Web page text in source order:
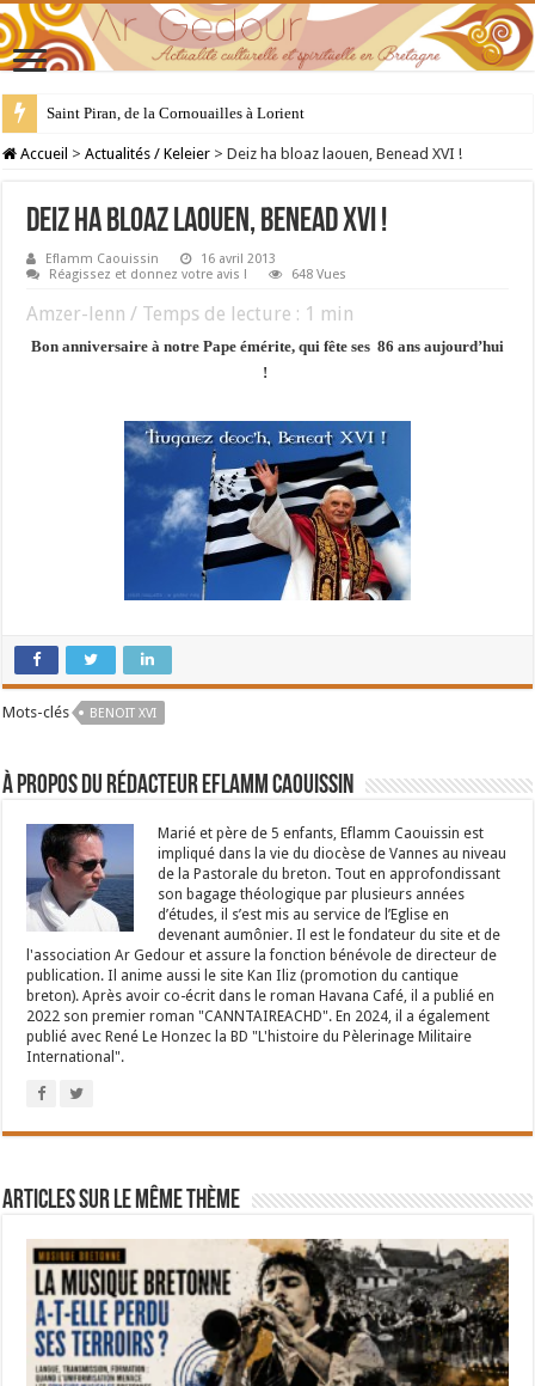
Saint Piran, de la Cornouailles à Lorient
28 juillet : Saint Samson de Dol, père de la Bretagne chrétienne
Accueil > Actualités / Keleier > Deiz ha bloaz laouen, Benead XVI !
Deiz ha bloaz laouen, Benead XVI !
Eflamm Caouissin
16 avril 2013
Réagissez et donnez votre avis !
648 Vues
Amzer-lenn / Temps de lecture : 1 min
Bon anniversaire à notre Pape émérite, qui fête ses 86 ans aujourd’hui
!
Mots-clés BENOIT XVI
À propos du rédacteur Eflamm Caouissin
Marié et père de 5 enfants, Eflamm Caouissin est
impliqué dans la vie du diocèse de Vannes au niveau
de la Pastorale du breton. Tout en approfondissant
son bagage théologique par plusieurs années
d’études, il s’est mis au service de l’Eglise en
devenant aumônier. Il est le fondateur du site et de
l'association Ar Gedour et assure la fonction bénévole de directeur de
publication. Il anime aussi le site Kan Iliz (promotion du cantique
breton). Après avoir co-écrit dans le roman Havana Café, il a publié en
2022 son premier roman "CANNTAIREACHD". En 2024, il a également
publié avec René Le Honzec la BD "L'histoire du Pèlerinage Militaire
International".
Articles sur le même thème